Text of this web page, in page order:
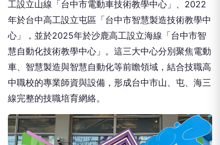
年於台中高工設立屯區「台中市智慧製造技術教學中
心」，並於2025年於沙鹿高工設立海線「台中市智
慧自動化技術教學中心」。這三大中心分別聚焦電動
車、智慧製造與智慧自動化等前瞻領域，結合技職高
中職校的專業師資與設備，形成台中市山、屯、海三
線完整的技職培育網絡。